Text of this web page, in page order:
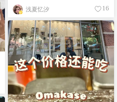
浅夏忆汐 16